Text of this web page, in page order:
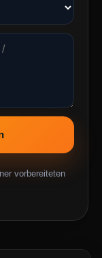
vorbereiteten